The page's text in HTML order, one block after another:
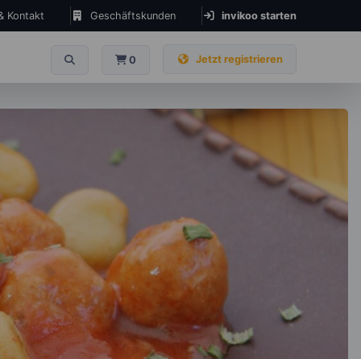
Kontakt Geschäftskunden invikoo starten
0 Jetzt registrieren